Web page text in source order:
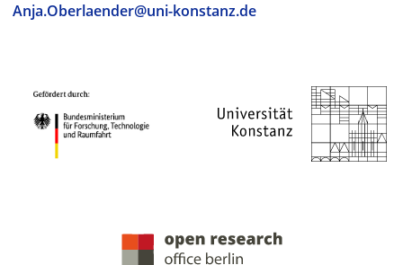
Anja.Oberlaender@uni-konstanz.de